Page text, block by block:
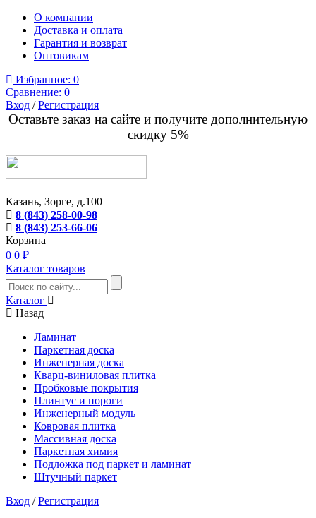
О компании
Доставка и оплата
Гарантия и возврат
Оптовикам
Избранное: 0
Сравнение: 0
Вход /Регистрация
Оставьте заказ на сайте и получите дополнительную
скидку 5%
Казань, Зорге, д.100
8 (843) 258-00-98
8 (843) 253-66-06
Корзина
0 0 ₽
Каталог товаров
Каталог
Назад
Ламинат
Паркетная доска
Инженерная доска
Кварц-виниловая плитка
Пробковые покрытия
Плинтус и пороги
Инженерный модуль
Ковровая плитка
Массивная доска
Паркетная химия
Подложка под паркет и ламинат
Штучный паркет
Вход /Регистрация